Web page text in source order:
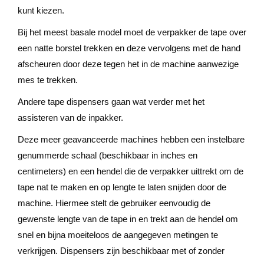
kunt kiezen.
Bij het meest basale model moet de verpakker de tape over
een natte borstel trekken en deze vervolgens met de hand
afscheuren door deze tegen het in de machine aanwezige
mes te trekken.
Andere tape dispensers gaan wat verder met het
assisteren van de inpakker.
Deze meer geavanceerde machines hebben een instelbare
genummerde schaal (beschikbaar in inches en
centimeters) en een hendel die de verpakker uittrekt om de
tape nat te maken en op lengte te laten snijden door de
machine. Hiermee stelt de gebruiker eenvoudig de
gewenste lengte van de tape in en trekt aan de hendel om
snel en bijna moeiteloos de aangegeven metingen te
verkrijgen. Dispensers zijn beschikbaar met of zonder